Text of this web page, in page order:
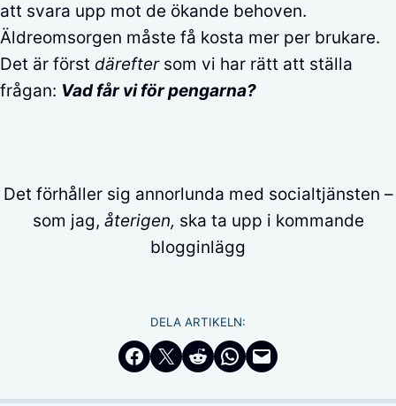
att svara upp mot de ökande behoven.
Äldreomsorgen måste få kosta mer per brukare.
Det är först däreftersom vi har rätt att ställa
frågan: Vad får vi för pengarna?
Det förhåller sig annorlunda med socialtjänsten –
som jag, återigen, ska ta upp i kommande
blogginlägg
DELA ARTIKELN:
Dela på Facebook
Dela på Twitter
Dela på RedditDela i WhatsApp
Maila en länk